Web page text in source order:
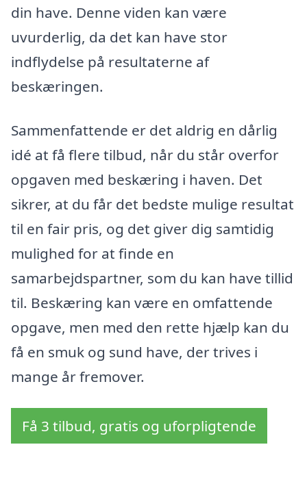
din have. Denne viden kan være
uvurderlig, da det kan have stor
indflydelse på resultaterne af
beskæringen.
Sammenfattende er det aldrig en dårlig
idé at få flere tilbud, når du står overfor
opgaven med beskæring i haven. Det
sikrer, at du får det bedste mulige resultat
til en fair pris, og det giver dig samtidig
mulighed for at finde en
samarbejdspartner, som du kan have tillid
til. Beskæring kan være en omfattende
opgave, men med den rette hjælp kan du
få en smuk og sund have, der trives i
mange år fremover.
Få 3 tilbud, gratis og uforpligtende